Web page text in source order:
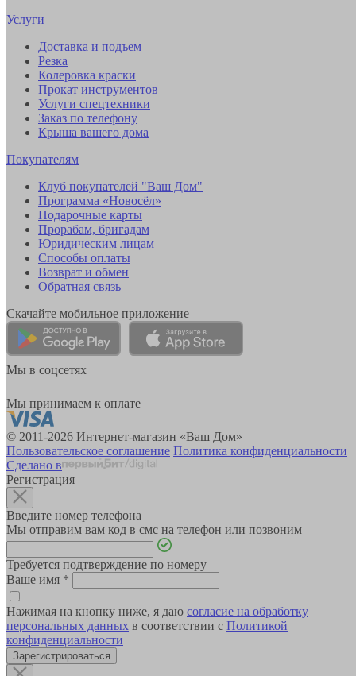
Услуги
Доставка и подъем
Резка
Колеровка краски
Прокат инструментов
Услуги спецтехники
Заказ по телефону
Крыша вашего дома
Покупателям
Клуб покупателей "Ваш Дом"
Программа «Новосёл»
Подарочные карты
Прорабам, бригадам
Юридическим лицам
Способы оплаты
Возврат и обмен
Обратная связь
Скачайте мобильное приложение
Мы в соцсетях
Мы принимаем к оплате
© 2011-2026 Интернет-магазин «Ваш Дом»
Пользовательское соглашение Политика конфиденциальности
Сделано в
Регистрация
Введите номер телефона
Мы отправим вам код в смс на телефон или позвоним
Требуется подтверждение по номеру
Ваше имя *
Нажимая на кнопку ниже, я даю согласие на обработку
персональных данных в соответствии с Политикой
конфиденциальности
Зарегистрироваться